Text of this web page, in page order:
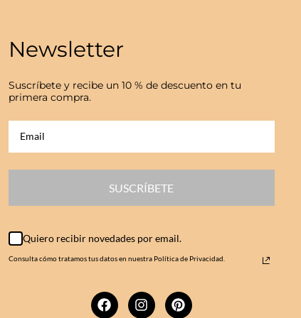
Newsletter
Suscríbete y recibe un 10 % de descuento en tu
primera compra.
SUSCRÍBETE
Quiero recibir novedades por email.
Consulta cómo tratamos tus datos en nuestra Política de Privacidad.